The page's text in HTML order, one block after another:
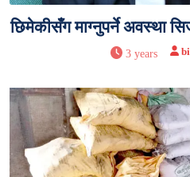
छिमेकीसँग माग्नुपर्ने अवस्था
3 years